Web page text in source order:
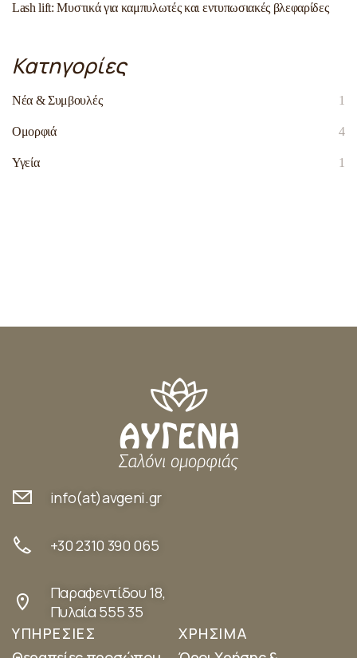
Lash lift: Μυστικά για καμπυλωτές και εντυπωσιακές βλεφαρίδες
Κατηγορίες
Νέα & Συμβουλές 1
Ομορφιά 4
Υγεία 1
info(at)avgeni.gr
+30 2310 390 065
Παραφεντίδου 18,
Πυλαία 555 35
ΥΠΗΡΕΣΙΕΣ
ΧΡΗΣΙΜΑ